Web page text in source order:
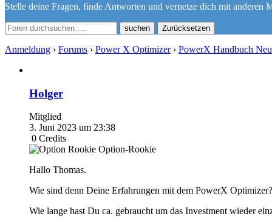
Stelle deine Fragen, finde Antworten und vernetze dich mit anderen
Zurücksetzen
Anmeldung › Forums › Power X Optimizer › PowerX Handbuch
Holger
Mitglied
3. Juni 2023 um 23:38
0 Credits
Option-Rookie
Hallo Thomas.
Wie sind denn Deine Erfahrungen mit dem PowerX
Wie lange hast Du ca. gebraucht um das Investment wieder